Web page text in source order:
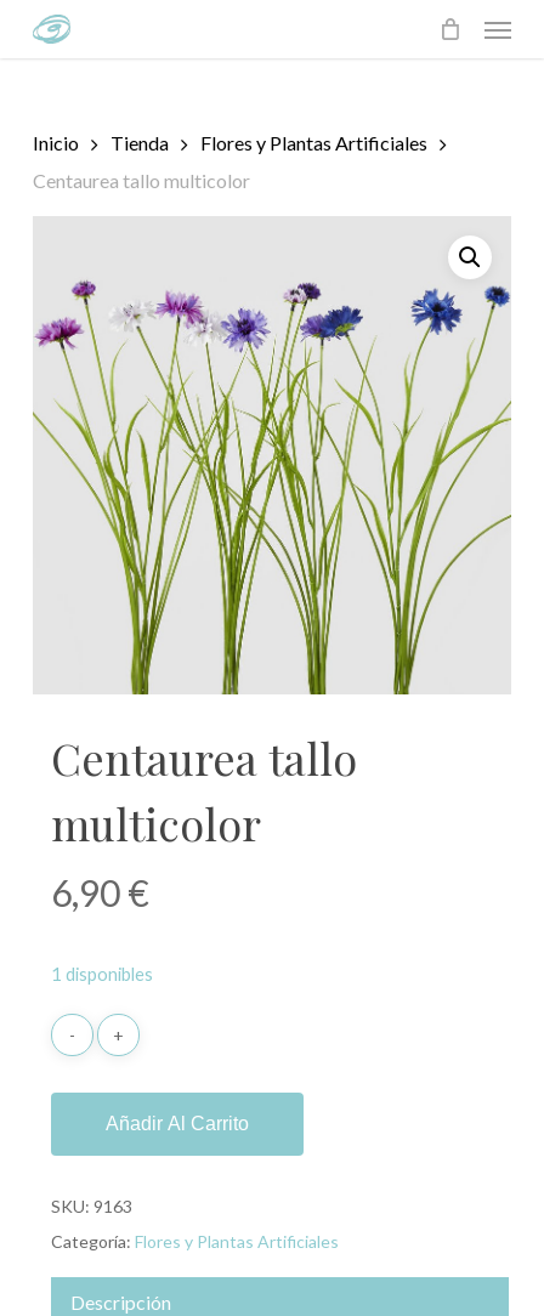
Menu
Inicio Tienda
Flores y Plantas Artificiales
Centaurea tallo multicolor
Centaurea tallo
multicolor
6,90€
1 disponibles
Añadir Al Carrito
SKU: 9163
Categoría: Flores y Plantas Artificiales
Descripción